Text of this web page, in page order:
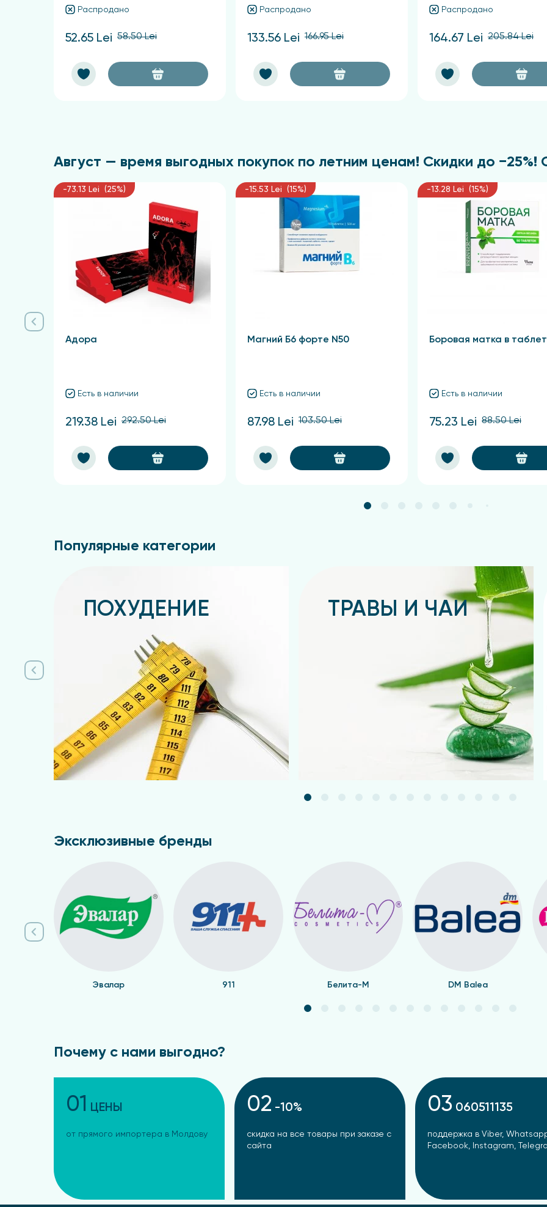
Распродано
52.65 Lei 58.50 Lei
Распродано
133.56 Lei 166.95 Lei
Распродано
164.67 Lei 205.84 Lei
Август — время выгодных покупок по летним ценам! Скидки до −25%!
-73.13 Lei (25%)
Адора
Есть в наличии
219.38 Lei 292.50 Lei
-15.53 Lei (15%)
Магний Б6 форте N50
Есть в наличии
87.98 Lei 103.50 Lei
-13.28 Lei (15%)
Боровая матка в
Есть в наличии
75.23 Lei 88.50 Lei
Популярные категории
ПОХУДЕНИЕ ТРАВЫ И ЧАИ
Эксклюзивные бренды
Эвалар 911 Белита-М DM Balea
Почему с нами выгодно?
01 ЦЕНЫ
от прямого импортера в Молдову
02 -10%
скидка на все товары при заказе с
сайта
03 060511135
поддержка в Viber,
Facebook, Instagram,